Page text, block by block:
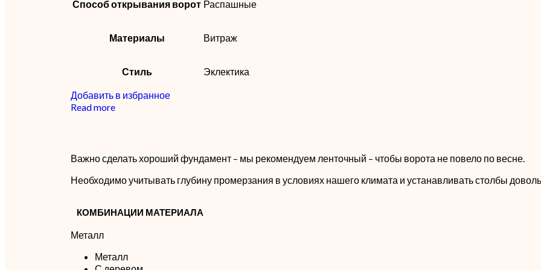
Способ открывания ворот Распашные
Материалы Витраж
Стиль Эклектика
Добавить в избранное
Read more
Важно сделать хороший фундамент – мы рекомендуем ленточный – чтобы ворота не повело по весне.
Необходимо учитывать глубину промерзания в условиях нашего климата и устанавливать столбы
КОМБИНАЦИИ МАТЕРИАЛА
Металл
Металл